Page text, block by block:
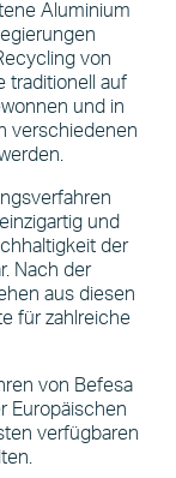
Aluminium
von
traditionell auf
und in
verschiedenen
und
der
Nach der
aus diesen
für zahlreiche
von Befesa
Europäischen
verfügbaren